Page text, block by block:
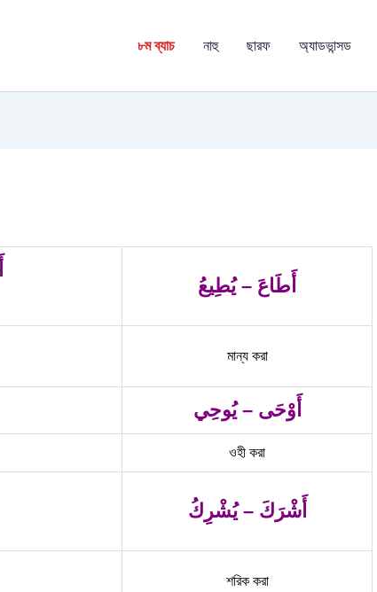
৮ম ব্যাচ নাহু ছারফ অ্যাডভান্সড
أَطَاعَ – يُطِيعُ
মান্য করা
أَوْحَى – يُوحِي
ওহী করা
أَشْرَكَ – يُشْرِكُ
শরিক করা